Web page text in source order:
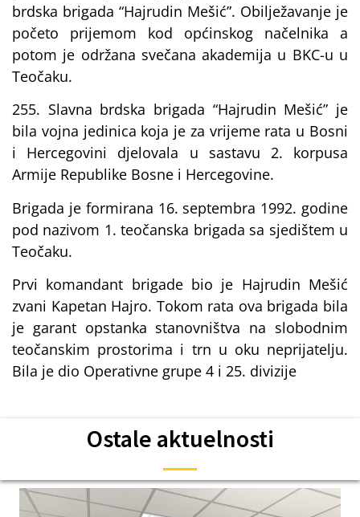
brdska brigada “Hajrudin Mešić”. Obilježavanje je
početo prijemom kod općinskog načelnika a
potom je održana svečana akademija u BKC-u u
Teočaku.
255. Slavna brdska brigada “Hajrudin Mešić” je
bila vojna jedinica koja je za vrijeme rata u Bosni
i Hercegovini djelovala u sastavu 2. korpusa
Armije Republike Bosne i Hercegovine.
Brigada je formirana 16. septembra 1992. godine
pod nazivom 1. teočanska brigada sa sjedištem u
Teočaku.
Prvi komandant brigade bio je Hajrudin Mešić
zvani Kapetan Hajro. Tokom rata ova brigada bila
je garant opstanka stanovništva na slobodnim
teočanskim prostorima i trn u oku neprijatelju.
Bila je dio Operativne grupe 4 i 25. divizije
Ostale aktuelnosti